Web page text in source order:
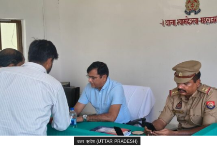
उत्तर प्रदेश (UTTAR PRADESH)